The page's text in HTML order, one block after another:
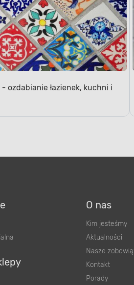
- ozdabianie łazienek, kuchni i
O nas
Kim jesteśmy
Aktualności
Nasze
Kontakt
Porady